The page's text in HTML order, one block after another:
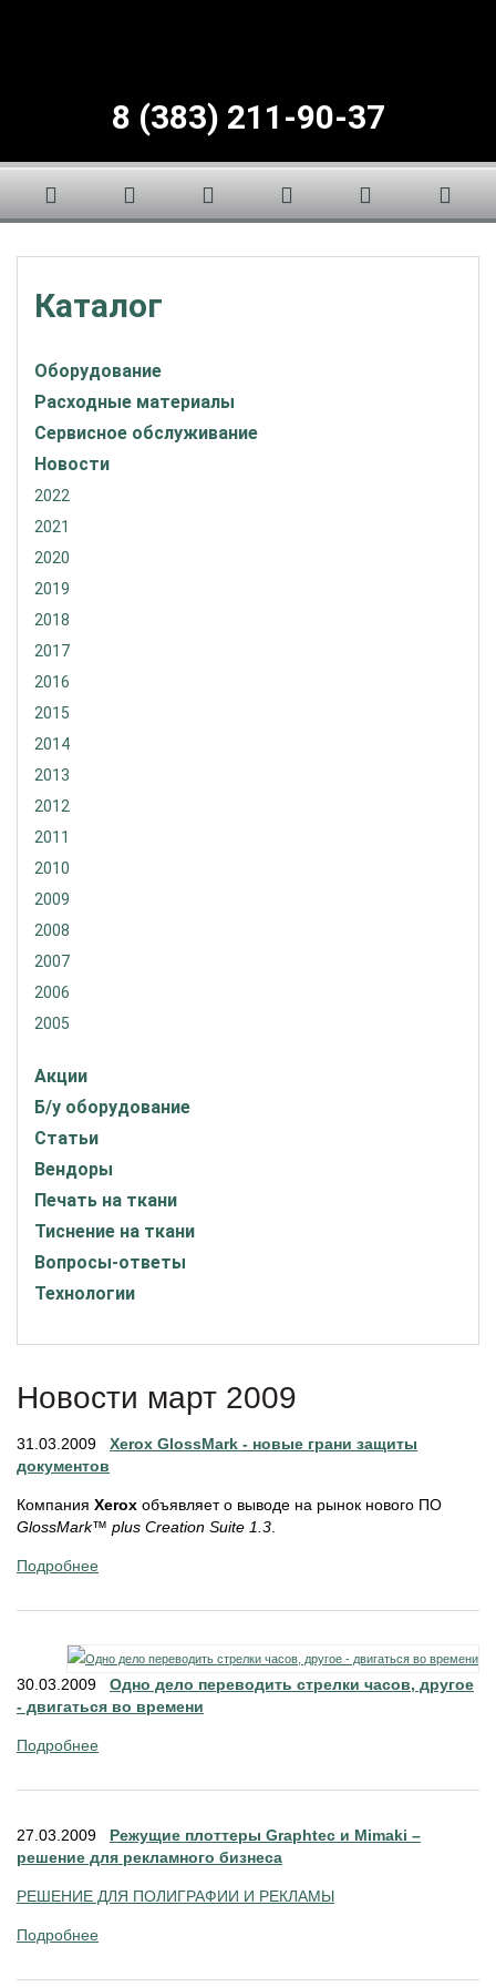
8 (383) 211-90-37
Каталог
Оборудование
Расходные материалы
Сервисное обслуживание
Новости
2022
2021
2020
2019
2018
2017
2016
2015
2014
2013
2012
2011
2010
2009
2008
2007
2006
2005
Акции
Б/у оборудование
Статьи
Вендоры
Печать на ткани
Тиснение на ткани
Вопросы-ответы
Технологии
Новости март 2009
31.03.2009 Xerox GlossMark - новые грани защиты
документов
Компания Xerox объявляет о выводе на рынок нового ПО
GlossMark™ plus Creation Suite 1.3
Подробнее
30.03.2009 Одно дело переводить стрелки часов, другое
- двигаться во времени
Подробнее
27.03.2009 Режущие плоттеры Graphtec и Mimaki –
решение для рекламного бизнеса
РЕШЕНИЕ ДЛЯ ПОЛИГРАФИИ И РЕКЛАМЫ
Подробнее